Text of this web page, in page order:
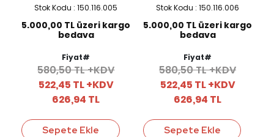
CAMI
Stok Kodu : 150.116.005
5.000,00 TL üzeri kargo
bedava
Fiyat#
580,50 TL +KDV
522,45 TL +KDV
626,94 TL
Sepete Ekle
CAMI
Stok Kodu : 150.116.006
5.000,00 TL üzeri kargo
bedava
Fiyat#
580,50 TL +KDV
522,45 TL +KDV
626,94 TL
Sepete Ekle